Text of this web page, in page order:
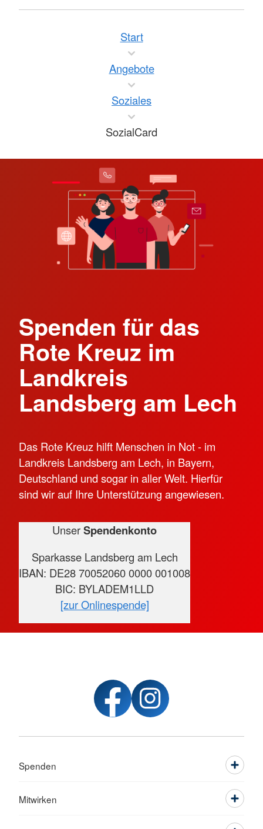
Start
Angebote
Soziales
SozialCard
Spenden für das
Rote Kreuz im
Landkreis
Landsberg am Lech
Das Rote Kreuz hilft Menschen in Not - im
Landkreis Landsberg am Lech, in Bayern,
Deutschland und sogar in aller Welt. Hierfür
sind wir auf Ihre Unterstützung angewiesen.
UnserSpendenkonto
Sparkasse Landsberg am Lech
IBAN: DE28 70052060 0000 001008
BIC: BYLADEM1LLD
[zur Onlinespende]
Spenden
Mitwirken